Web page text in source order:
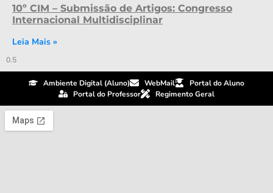
10º CIM – Submissão de Artigos: Congresso
Internacional Multidisciplinar
Leia Mais »
Ambiente Digital (Aluno) WebMail
Portal do Aluno
Portal do Professor
Regimento Geral